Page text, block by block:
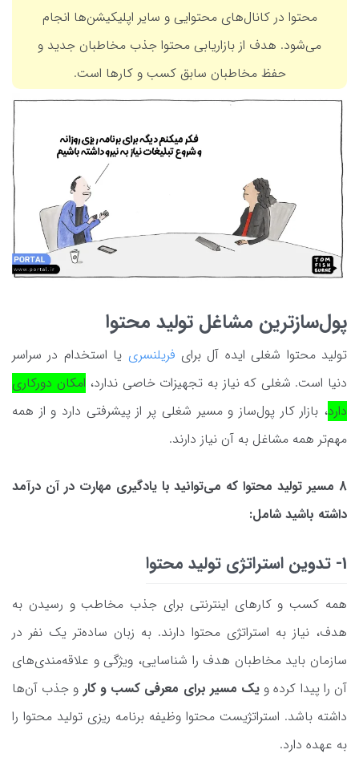
محتوا در کانال‌های محتوایی و سایر اپلیکیشن‌ها انجام
می‌شود. هدف از بازاریابی محتوا جذب مخاطبان جدید و
حفظ مخاطبان سابق کسب و کارها است.
پول‌سازترین مشاغل تولید محتوا
تولید محتوا شغلی ایده آل برای فریلنسری یا استخدام در سراسر
دنیا است. شغلی که نیاز به تجهیزات خاصی ندارد، امکان دورکاری
دارد، بازار کار پول‌ساز و مسیر شغلی پر از پیشرفتی دارد و از همه
مهم‌تر همه مشاغل به آن نیاز دارند.
8 مسیر تولید محتوا که می‌توانید با یادگیری مهارت در آن درآمد
داشته باشید شامل:
1- تدوین استراتژی تولید محتوا
همه کسب و کارهای اینترنتی برای جذب مخاطب و رسیدن به
هدف، نیاز به استراتژی محتوا دارند. به زبان ساده‌تر یک نفر در
سازمان باید مخاطبان هدف را شناسایی، ویژگی و علاقه‌مندی‌های
آن را پیدا کرده ویک مسیر برای معرفی کسب و کار و جذب آن‌ها
داشته باشد. استراتژیست محتوا وظیفه برنامه ریزی تولید محتوا را
به عهده دارد.